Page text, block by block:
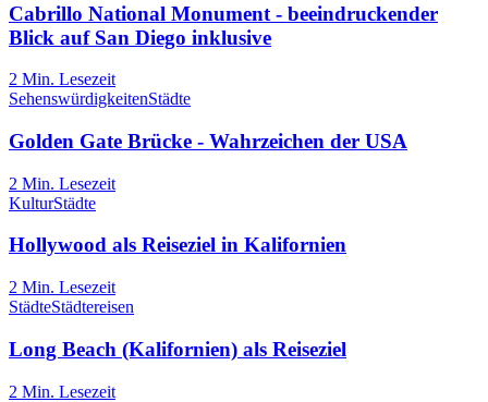
Cabrillo National Monument - beeindruckender
Blick auf San Diego inklusive
2 Min. Lesezeit
SehenswürdigkeitenStädte
Golden Gate Brücke - Wahrzeichen der USA
2 Min. Lesezeit
KulturStädte
Hollywood als Reiseziel in Kalifornien
2 Min. Lesezeit
StädteStädtereisen
Long Beach (Kalifornien) als Reiseziel
2 Min. Lesezeit